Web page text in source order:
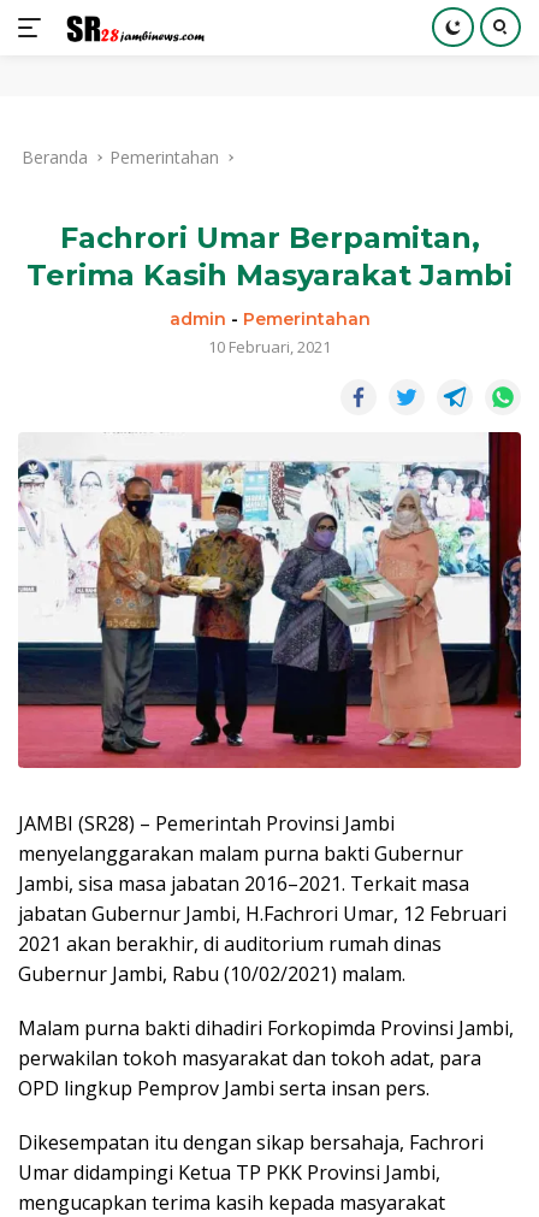
kontenBeranda Pemerintahan
Fachrori Umar Berpamitan,
Terima Kasih Masyarakat Jambi
admin - Pemerintahan
10 Februari, 2021
JAMBI (SR28) – Pemerintah Provinsi Jambi
menyelanggarakan malam purna bakti Gubernur
Jambi, sisa masa jabatan 2016–2021. Terkait masa
jabatan Gubernur Jambi, H.Fachrori Umar, 12 Februari
2021 akan berakhir, di auditorium rumah dinas
Gubernur Jambi, Rabu (10/02/2021) malam.
Malam purna bakti dihadiri Forkopimda Provinsi Jambi,
perwakilan tokoh masyarakat dan tokoh adat, para
OPD lingkup Pemprov Jambi serta insan pers.
Dikesempatan itu dengan sikap bersahaja, Fachrori
Umar didampingi Ketua TP PKK Provinsi Jambi,
mengucapkan terima kasih kepada masyarakat